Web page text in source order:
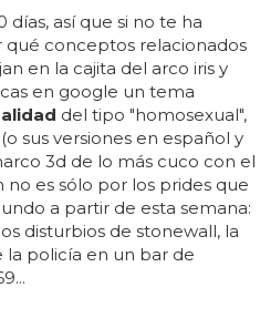
homosexualidad
que no
el nuevo cardenal
es una enfermedad y
cualquier otra dolencia...
de los enfermos dice que 'la
es estima porque cuando
buen amigo es el que se lo
son varias como
"es una manera
porque ésta tiene una
la procreació...
Google añade el arco iris